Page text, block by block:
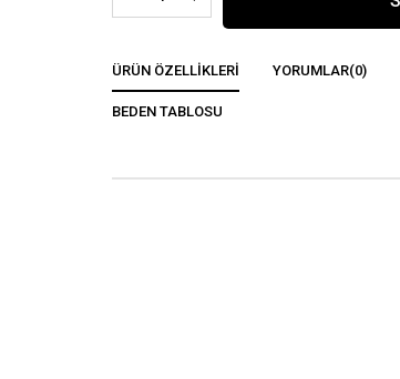
ÜRÜN ÖZELLIKLERI YORUMLAR(0)
BEDEN TABLOSU